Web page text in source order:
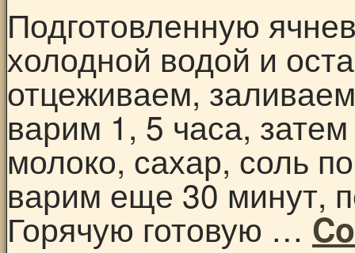
Подготовленную
холодной водой и
отцеживаем,
варим 1, 5 часа,
молоко, сахар, соль
варим еще 30 минут,
Горячую готовую …